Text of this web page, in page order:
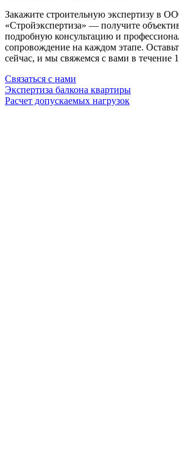
Закажите строительную экспертизу в
«Стройэкспертиза» — получите
подробную консультацию и
сопровождение на каждом этапе.
сейчас, и мы свяжемся с вами в течение
Связаться с нами
Экспертиза балкона квартиры
Расчет допускаемых нагрузок